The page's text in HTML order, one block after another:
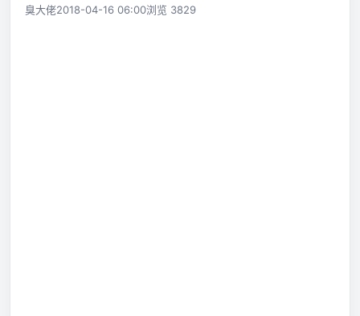
臭大佬2018-04-16 06:00浏览 3829